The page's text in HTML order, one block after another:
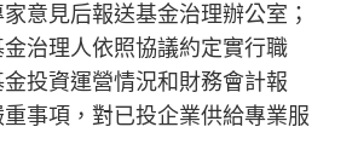
意見后報送基金治理辦公室；
治理人依照協議約定實行職
投資運營情況和財務會計報
事項，對已投企業供給專業服